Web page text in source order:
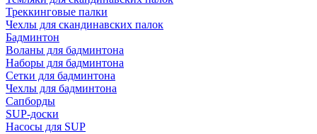
Треккинговые палки
Чехлы для скандинавских палок
Бадминтон
Воланы для бадминтона
Наборы для бадминтона
Сетки для бадминтона
Чехлы для бадминтона
Сапборды
SUP-доски
Насосы для SUP